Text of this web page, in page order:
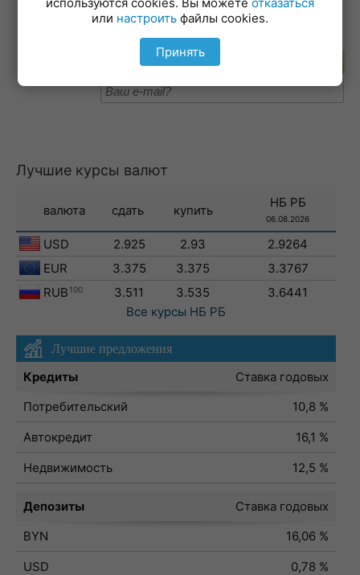
19-02-2026
Подпишитесь на рассылку
Лучшие курсы валют
валюта сдать купить
НБ РБ
06.08.2026
USD 2.925 2.93
2.9264
EUR
3.375 3.375
3.3767
RUB 100 3.511 3.535
3.6441
Все курсы НБ РБ
Лучшие предложения
Кредиты
Ставка годовых
Потребительский
10,8 %
Автокредит
16,1 %
Недвижимость
12,5 %
Депозиты
Ставка годовых
BYN
16,06 %
USD
0,78 %
или настроить файлы cookies.
Принять